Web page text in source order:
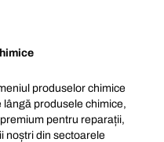
produselor chimice
produsele chimice,
pentru reparații,
noștri din sectoarele